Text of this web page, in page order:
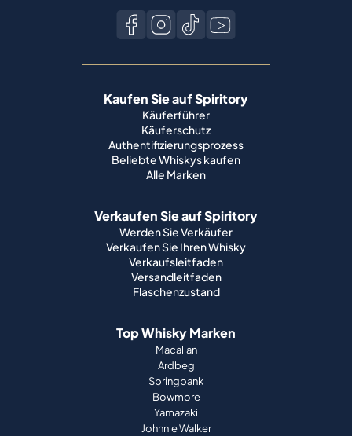
Kaufen Sie auf Spiritory
Käuferführer
Käuferschutz
Authentifizierungsprozess
Beliebte Whiskys kaufen
Alle Marken
Verkaufen Sie auf Spiritory
Werden Sie Verkäufer
Verkaufen Sie Ihren Whisky
Verkaufsleitfaden
Versandleitfaden
Flaschenzustand
Top Whisky Marken
Macallan
Ardbeg
Springbank
Bowmore
Yamazaki
Johnnie Walker